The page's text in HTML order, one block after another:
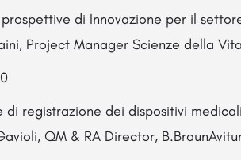
di Innovazione per il
Project Manager Scienze della
di registrazione dei dispositivi
QM & RA Director,